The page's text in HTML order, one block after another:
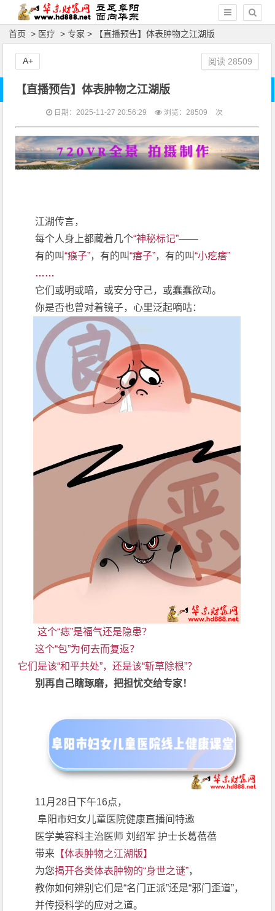
首页 > 医疗 >专家 > 【直播预告】体表肿物之江湖版
【直播预告】体表肿物之江湖版
日期：2025-11-27 20:56:29 浏览： 28509 次
江湖传言，
每个人身上都藏着几个“神秘标记”——
有的叫“瘊子”，有的叫“痦子”，有的叫“小疙瘩”
……
它们或明或暗，或安分守己，或蠢蠢欲动。
你是否也曾对着镜子，心里泛起嘀咕：
这个“痣”是福气还是隐患？
这个“包”为何去而复返？
它们是该“和平共处”，还是该“斩草除根”？
别再自己瞎琢磨，把担忧交给专家！
11月28日下午16点，
阜阳市妇女儿童医院健康直播间特邀
医学美容科主治医师 刘绍军 护士长葛蓓蓓
带来 【体表肿物之江湖版】
为您揭开各类体表肿物的“身世之谜”，
教你如何辨别它们是“名门正派”还是“邪门歪道”，
并传授科学的应对之道。
阅读 28509
A+